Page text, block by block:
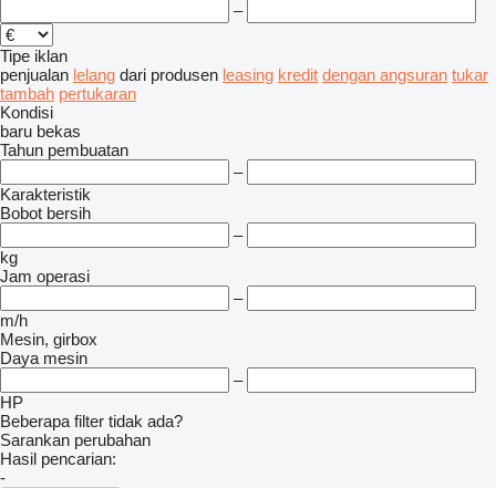
–
Tipe iklan
penjualan lelang dari produsen leasing kredit dengan angsuran tukar
tambah pertukaran
Kondisi
baru bekas
Tahun pembuatan
–
Karakteristik
Bobot bersih
–
kg
Jam operasi
–
m/h
Mesin, girbox
Daya mesin
–
HP
Beberapa filter tidak ada?
Sarankan perubahan
Hasil pencarian:
-